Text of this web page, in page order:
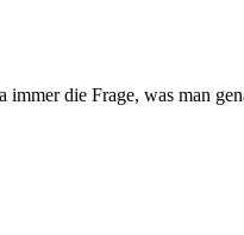
immer die Frage, was man